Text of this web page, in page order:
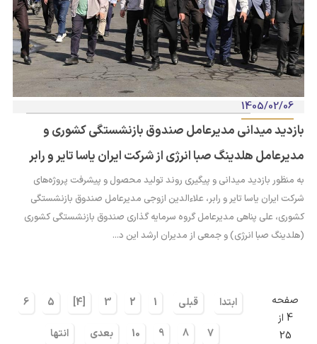
1405/02/06
بازدید میدانی مدیرعامل صندوق بازنشستگی کشوری و
مدیرعامل هلدینگ صبا انرژی از شرکت ایران یاسا تایر و رابر
به منظور بازدید میدانی و پیگیری روند تولید محصول و پیشرفت پروژه‌های
شرکت ایران یاسا تایر و رابر، علاءالدین ازوجی مدیرعامل صندوق بازنشستگی
کشوری، علی پناهی مدیرعامل گروه سرمایه گذاری صندوق بازنشستگی کشوری
(هلدینگ صبا انرژی) و جمعی از مدیران ارشد این د...
صفحه
4 از
25
ابتدا قبلی 1
2
3
[4]
5
6
7
8
9
10 بعدی انتها